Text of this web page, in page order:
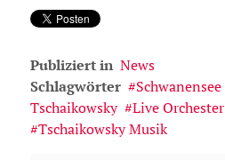
Publiziert in News
Schlagwörter
Schwanensee
Tschaikowsky
Live Orchester
Tschaikowsky Musik